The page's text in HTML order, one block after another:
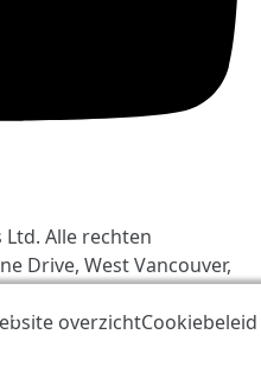
beter te maken. Als u
u akkoord met onze
Ltd. Alle rechten
Drive, West Vancouver,
overzichtCookiebeleid